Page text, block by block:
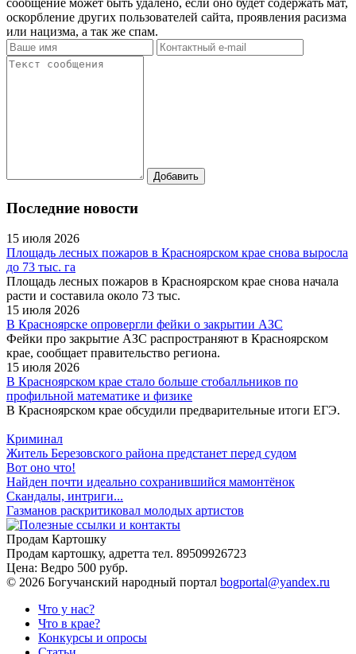
оскорбление других пользователей сайта, проявления расизма
или нацизма, а так же спам.
Последние новости
15 июля 2026
Площадь лесных пожаров в Красноярском крае снова выросла
до 73 тыс. га
Площадь лесных пожаров в Красноярском крае снова начала
расти и составила около 73 тыс.
15 июля 2026
В Красноярске опровергли фейки о закрытии АЗС
Фейки про закрытие АЗС распространяют в Красноярском
крае, сообщает правительство региона.
15 июля 2026
В Красноярском крае стало больше стобалльников по
профильной математике и физике
В Красноярском крае обсудили предварительные итоги ЕГЭ.
Криминал
Житель Березовского района предстанет перед судом
Вот оно что!
Найден почти идеально сохранившийся мамонтёнок
Скандалы, интриги...
Газманов раскритиковал молодых артистов
Продам Картошку
Продам картошку, адретта тел. 89509926723
Цена: Ведро 500 рубр.
© 2026 Богучанский народный портал bogportal@yandex.ru
Что у нас?
Что в крае?
Конкурсы и опросы